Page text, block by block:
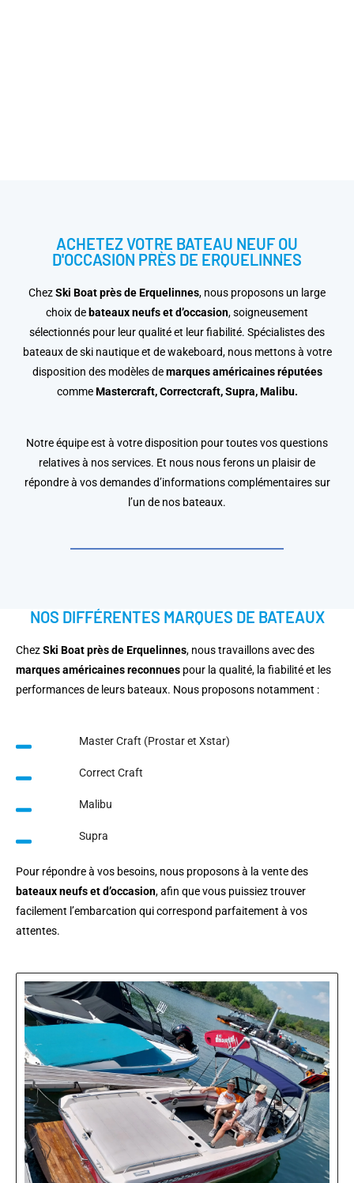
ACHETEZ VOTRE BATEAU NEUF OU
D'OCCASION PRÈS DE ERQUELINNES
ChezSki Boat près de Erquelinnes, nous proposons un large
choix de bateaux neufs et d’occasion, soigneusement
sélectionnés pour leur qualité et leur fiabilité. Spécialistes des
bateaux de ski nautique et de wakeboard, nous mettons à votre
disposition des modèles demarques américaines réputées
commeMastercraft, Correctcraft, Supra, Malibu.
Notre équipe est à votre disposition pour toutes vos questions
relatives à nos services. Et nous nous ferons un plaisir de
répondre à vos demandes d’informations complémentaires sur
l’un de nos bateaux.
NOS DIFFÉRENTES MARQUES DE BATEAUX
ChezSki Boat près de Erquelinnes, nous travaillons avec des
marques américaines reconnues pour la qualité, la fiabilité et les
performances de leurs bateaux. Nous proposons notamment :
Master Craft (Prostar et Xstar)
Correct Craft
Malibu
Supra
Pour répondre à vos besoins, nous proposons à la vente des
bateaux neufs et d’occasion, afin que vous puissiez trouver
facilement l’embarcation qui correspond parfaitement à vos
attentes.